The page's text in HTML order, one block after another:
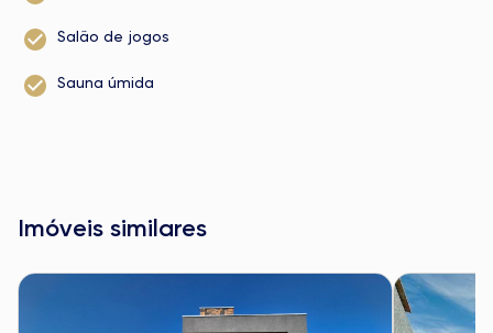
Salão de jogos
Sauna úmida
Imóveis similares